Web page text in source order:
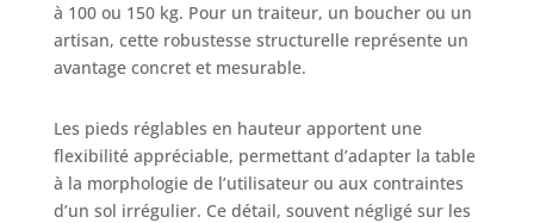
à 100 ou 150 kg. Pour un traiteur, un boucher ou un
artisan, cette robustesse structurelle représente un
avantage concret et mesurable.
Les pieds réglables en hauteur apportent une
flexibilité appréciable, permettant d’adapter la table
à la morphologie de l’utilisateur ou aux contraintes
d’un sol irrégulier. Ce détail, souvent négligé sur les